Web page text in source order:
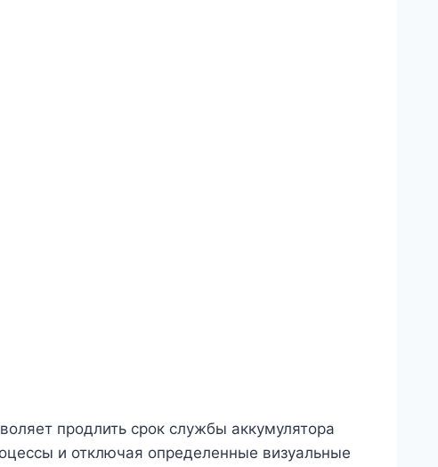
продлить срок службы аккумулятора
и отключая определенные визуальные